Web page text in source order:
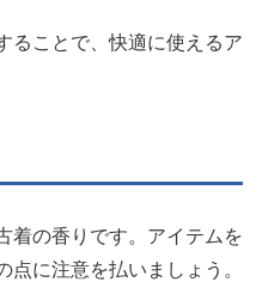
ることで、快適に使えるア
着の香りです。アイテムを
に注意を払いましょう。